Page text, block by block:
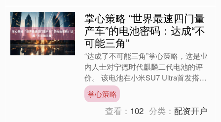
掌心策略 “世界最速四门量
产车”的电池密码：达成“不
可能三角”
“达成了不可能三角”掌心策略，这是业
内人士对宁德时代麒麟二代电池的评
价。 该电池在小米SU7 Ultra首发搭
载，与小米一同以“世界最速四门量产
车”为目标，成为....
掌心策略
查看： 102 分类：配资开户